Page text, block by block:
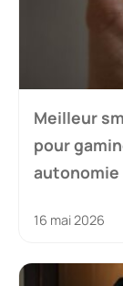
Meilleur
pour
autonomie
16 mai 2026